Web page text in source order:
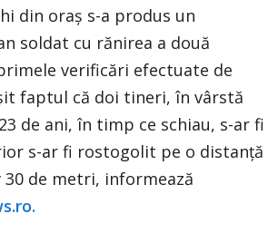
din oraș s-a produs un
soldat cu rănirea a două
verificări efectuate de
faptul că doi tineri, în vârstă
de ani, în timp ce schiau, s-ar fi
s-ar fi rostogolit pe o distanță
de metri, informează